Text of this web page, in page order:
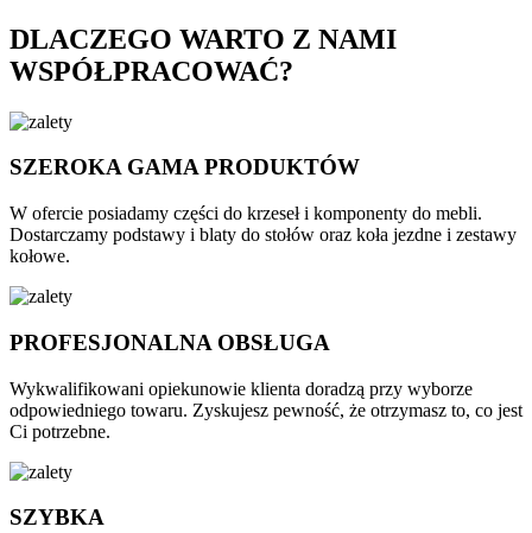
DLACZEGO WARTO Z NAMI
WSPÓŁPRACOWAĆ?
SZEROKA GAMA PRODUKTÓW
W ofercie posiadamy części do krzeseł i komponenty do mebli.
Dostarczamy podstawy i blaty do stołów oraz koła jezdne i zestawy
kołowe.
PROFESJONALNA OBSŁUGA
Wykwalifikowani opiekunowie klienta doradzą przy wyborze
odpowiedniego towaru. Zyskujesz pewność, że otrzymasz to, co jest
Ci potrzebne.
SZYBKA